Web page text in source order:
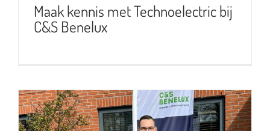
Maak kennis met Technoelectric bij
C&S Benelux